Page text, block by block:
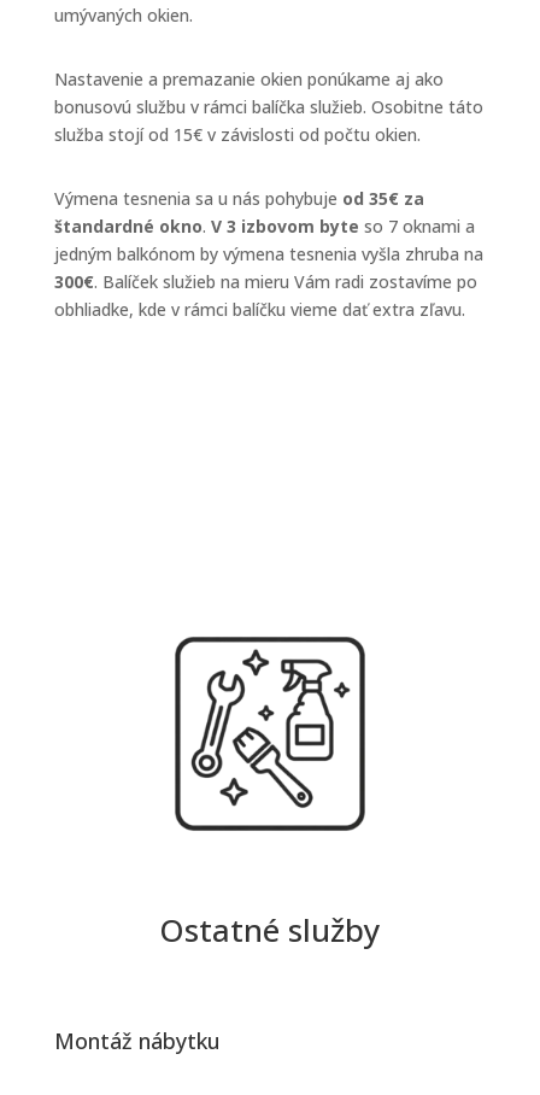
umývaných okien.
Nastavenie a premazanie okien ponúkame aj ako
bonusovú službu v rámci balíčka služieb. Osobitne táto
služba stojí od 15€ v závislosti od počtu okien.
Výmena tesnenia sa u nás pohybuje od 35€ za
štandardné okno. V 3 izbovom byte so 7 oknami a
jedným balkónom by výmena tesnenia vyšla zhruba na
300€. Balíček služieb na mieru Vám radi zostavíme po
obhliadke, kde v rámci balíčku vieme dať extra zľavu.
Ostatné služby
Montáž nábytku